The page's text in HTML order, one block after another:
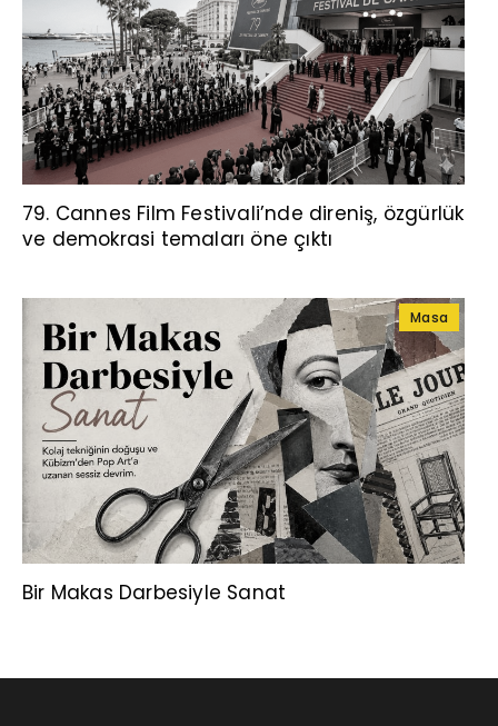
79. Cannes Film Festivali’nde direniş, özgürlük
ve demokrasi temaları öne çıktı
Masa
Bir Makas Darbesiyle Sanat